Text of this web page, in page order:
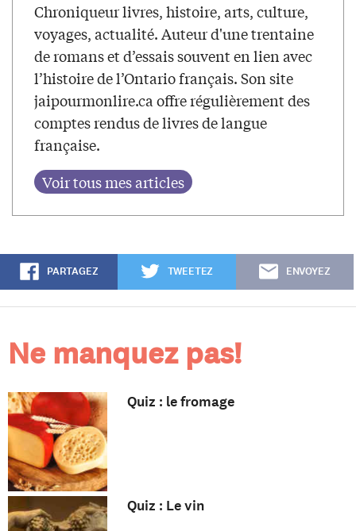
Chroniqueur livres, histoire, arts, culture,
voyages, actualité. Auteur d'une trentaine
de romans et d’essais souvent en lien avec
l’histoire de l’Ontario français. Son site
jaipourmonlire.ca offre régulièrement des
comptes rendus de livres de langue
française.
PARTAGEZ TWEETEZ ENVOYEZ
Ne manquez pas!
Quiz : le fromage
Quiz : Le vin